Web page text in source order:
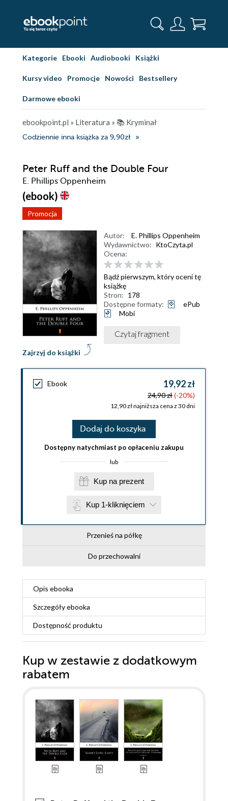
Kategorie Ebooki Audiobooki Książki
Kursy video Promocje Nowości Bestsellery
Darmowe ebooki
ebookpoint.pl » Literatura » 📚 Kryminał
Codziennie inna książka za 9,90zł
Peter Ruff and the Double Four
E. Phillips Oppenheim
(ebook)
Promocja
Zajrzyj do książki
Autor:
E. Phillips Oppenheim
Wydawnictwo: KtoCzyta.pl
Ocena:
Bądź pierwszym, który oceni tę
książkę
Stron: 178
Dostępne formaty:
ePub
Mobi
Czytaj fragment
Ebook 19,92 zł
24,90 zł(-20%)
12,90 zł najniższa cena z 30 dni
Dodaj do koszyka
Dostępny natychmiast po opłaceniu zakupu
lub
Kup na prezent
Kup 1-kliknięciem
Przenieś na półkę
Do przechowalni
Opis ebooka
Szczegółyebooka
Dostępność produktu
Kup w zestawie z dodatkowym
rabatem